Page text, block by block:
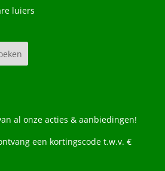
luiers
al onze acties & aanbiedingen!
een kortingscode t.w.v. €